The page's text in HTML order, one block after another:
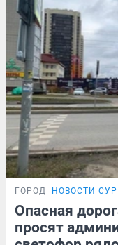
ГОРОД НОВОСТИ
Опасная
просят